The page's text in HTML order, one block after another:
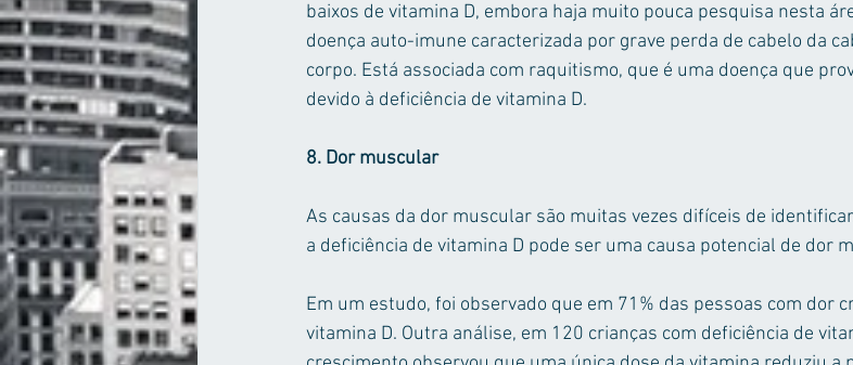
baixos de vitamina D, embora haja muito pouca pesquisa nesta
doença auto-imune caracterizada por grave perda de cabelo da
corpo. Está associada com raquitismo, que é uma doença que
devido à deficiência de vitamina D.
8. Dor muscular
As causas da dor muscular são muitas vezes difíceis de
a deficiência de vitamina D pode ser uma causa potencial de dor
Em um estudo, foi observado que em 71% das pessoas com dor
vitamina D. Outra análise, em 120 crianças com deficiência de